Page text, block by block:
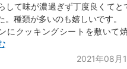
して味が濃過ぎず丁度良くてと
。種類が多いのも嬉しいです。
にクッキングシートを敷いて
2021年08